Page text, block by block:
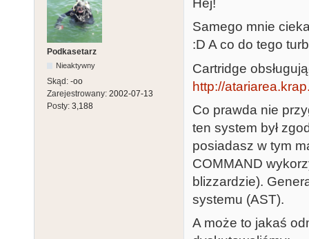
Podkasetarz
Nieaktywny
Skąd: -oo
Zarejestrowany: 2002-07-13
Posty: 3,188
Hej!
Samego mnie
:D A co do tego
Cartridge
http://
Co prawda nie
ten system był
posiadasz w tym
COMMAND
blizzardzie).
systemu (AST).
A może to jakaś